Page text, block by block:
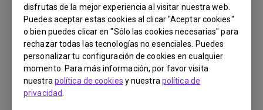
disfrutas de la mejor experiencia al visitar nuestra web.
Puedes aceptar estas cookies al clicar "Aceptar cookies"
o bien puedes clicar en "Sólo las cookies necesarias" para
rechazar todas las tecnologías no esenciales. Puedes
personalizar tu configuración de cookies en cualquier
momento. Para más información, por favor visita
nuestra política de cookies y nuestra política de
privacidad
Tamaño de archivo: 28.24 KB
Descargar
Al utilizar cualquiera de los programas mencionados